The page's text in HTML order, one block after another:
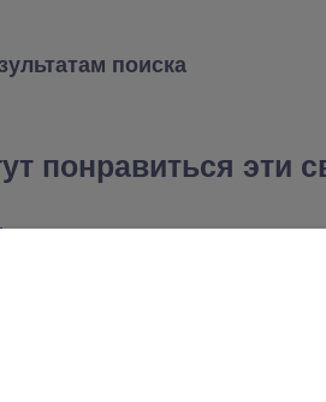
поиска
понравиться эти